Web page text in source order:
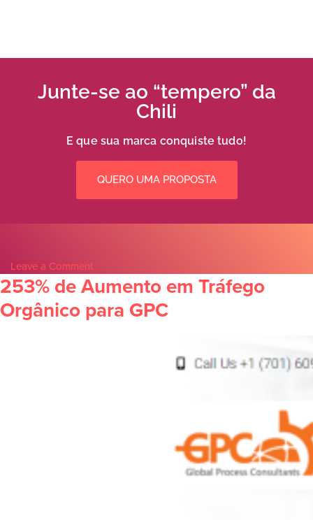
Junte-se ao “tempero” da
Chili
E que sua marca conquiste tudo!
QUERO UMA PROPOSTA
Leave a Comment
253% de Aumento em Tráfego
Orgânico para GPC